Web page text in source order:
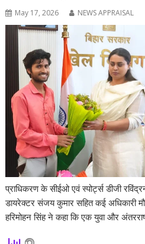
May 17, 2026 NEWS APPRAISAL
प्राधिकरण के सीईओ एवं स्पोर्ट्स डीजी
डायरेक्टर संजय कुमार सहित कई अधिकारी
हरिमोहन सिंह ने कहा कि एक युवा और